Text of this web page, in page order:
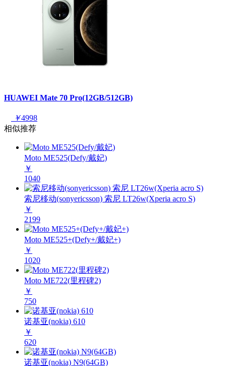
HUAWEI Mate 70 Pro(12GB/512GB)
￥4998
相似推荐
Moto ME525(Defy/戴妃)
￥
1040
索尼移动(sonyericsson) 索尼 LT26w(Xperia acro S)
￥
2199
Moto ME525+(Defy+/戴妃+)
￥
1020
Moto ME722(里程碑2)
￥
750
诺基亚(nokia) 610
￥
620
诺基亚(nokia) N9(64GB)